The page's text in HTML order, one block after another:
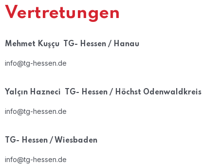
Vertretungen
Mehmet Kuşçu TG- Hessen / Hanau
info@tg-hessen.de
Yalçın Hazneci TG- Hessen / Höchst Odenwaldkreis
info@tg-hessen.de
TG- Hessen / Wiesbaden
info@tg-hessen.de